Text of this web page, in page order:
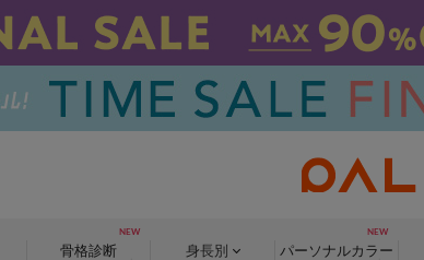
骨格診断 身長別 パーソナルカラー